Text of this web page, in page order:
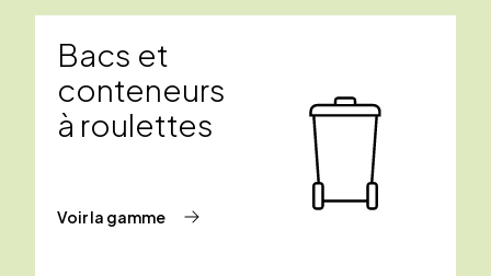
Bacs et
conteneurs
à roulettes
Voir la gamme